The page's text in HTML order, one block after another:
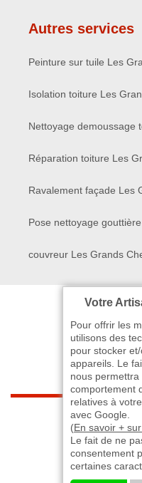
Autres services
Peinture sur tuile Les
Isolation toiture Les
Nettoyage demoussage
Réparation toiture Les
Ravalement façade Les
Pose nettoyage
couvreur Les Grands
Votre
Pour offrir les
utilisons des
pour stocker
appareils. Le
nous
comportement
relatives à
avec Google.
(En savoir +
Le fait de ne
consentement
certaines